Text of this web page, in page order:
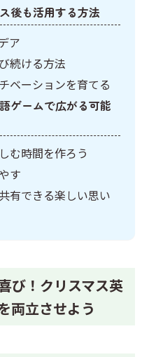
後も活用する方法
ア
続ける方法
ベーションを育てる
ゲームで広がる可能
む時間を作ろう
す
有できる楽しい思い
び！クリスマス英
両立させよう